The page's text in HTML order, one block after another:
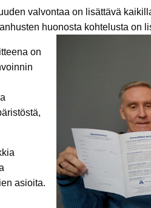
valvontaa on lisättävä
huonosta kohtelusta on
on
asioita.